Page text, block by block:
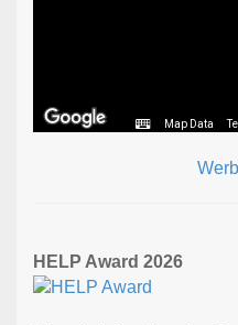
Map Data
HELP Award 2026